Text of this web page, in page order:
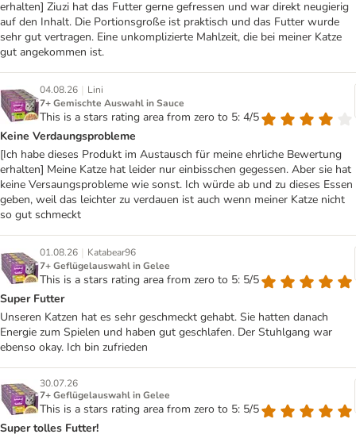
erhalten] Ziuzi hat das Futter gerne gefressen und war direkt neugierig
auf den Inhalt. Die Portionsgroße ist praktisch und das Futter wurde
sehr gut vertragen. Eine unkomplizierte Mahlzeit, die bei meiner Katze
gut angekommen ist.
04.08.26 | Lini
7+ Gemischte Auswahl in Sauce
This is a stars rating area from zero to 5: 4/5
Keine Verdaungsprobleme
[Ich habe dieses Produkt im Austausch für meine ehrliche Bewertung
erhalten] Meine Katze hat leider nur einbisschen gegessen. Aber sie hat
keine Versaungsprobleme wie sonst. Ich würde ab und zu dieses Essen
geben, weil das leichter zu verdauen ist auch wenn meiner Katze nicht
so gut schmeckt
01.08.26 | Katabear96
7+ Geflügelauswahl in Gelee
This is a stars rating area from zero to 5: 5/5
Super Futter
Unseren Katzen hat es sehr geschmeckt gehabt. Sie hatten danach
Energie zum Spielen und haben gut geschlafen. Der Stuhlgang war
ebenso okay. Ich bin zufrieden
30.07.26
7+ Geflügelauswahl in Gelee
This is a stars rating area from zero to 5: 5/5
Super tolles Futter!